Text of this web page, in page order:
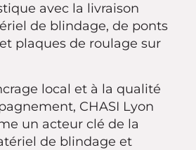
avec la livraison
de blindage, de ponts
plaques de roulage sur
local et à la qualité
CHASI Lyon
un acteur clé de la
de blindage et